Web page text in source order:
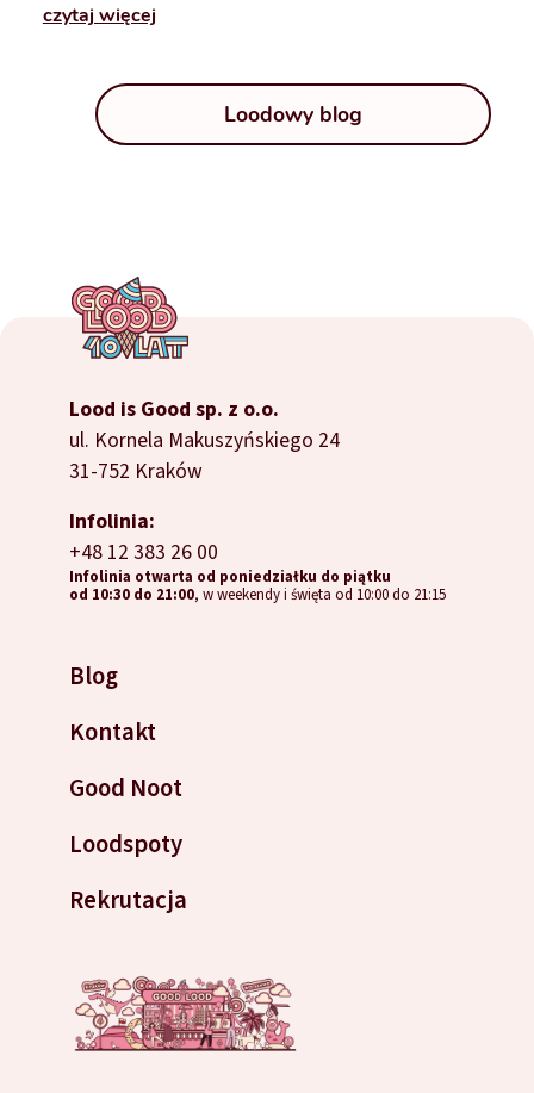
czytaj więcej
Loodowy blog
Lood is Good sp. z o.o.
ul. Kornela Makuszyńskiego 24
31-752 Kraków
Infolinia:
+48 12 383 26 00
Infolinia otwarta od poniedziałku do piątku
od 10:30 do 21:00, w weekendy i święta od 10:00 do 21:15
Blog
Kontakt
Good Noot
Loodspoty
Rekrutacja